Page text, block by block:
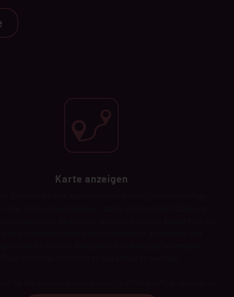
Karte anzeigen